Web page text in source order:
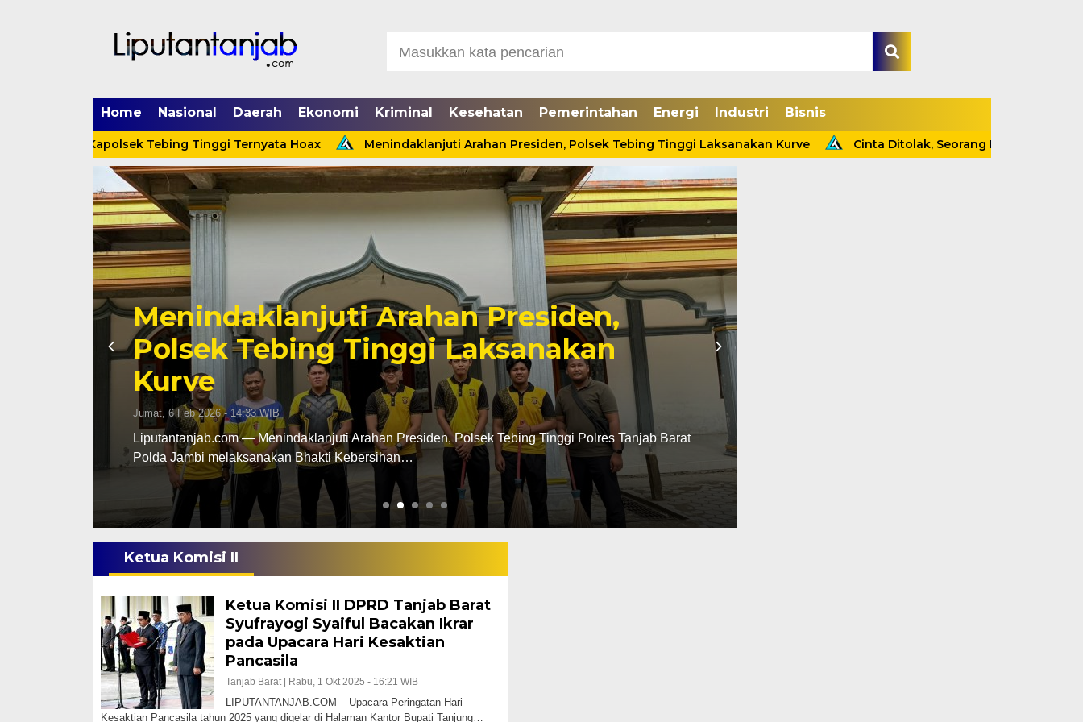
Home Nasional Daerah Ekonomi Kriminal Kesehatan Pemerintahan Energi Industri Bisnis
Menerpa Kapolsek Tebing Tinggi Ternyata Hoax Menindaklanjuti Arahan Presiden, Polsek Tebing Tinggi Laksanakan Kurve Cinta Ditolak, Seorang Pria Tewas
Cinta Ditolak, Seorang Pria Tewas
Gantung Diri Di Tanjab Barat
Rabu, 17 Des 2025 - 18:29 WIB
Liputantanjab.com – Tragis seorang Pria inisial RN (25) di Kabupaten Tanjung Jabung Barat Jambi
ditemukan tewas…
Ketua Komisi II
Ketua Komisi II DPRD Tanjab Barat
Syufrayogi Syaiful Bacakan Ikrar
pada Upacara Hari Kesaktian
Pancasila
Tanjab Barat | Rabu, 1 Okt 2025 - 16:21 WIB
LIPUTANTANJAB.COM – Upacara Peringatan Hari
Kesaktian Pancasila tahun 2025 yang digelar di Halaman Kantor Bupati Tanjung…